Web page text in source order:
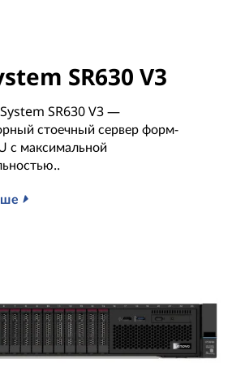
SR630 V3
SR630 V3 —
стоечный сервер форм-
с максимальной